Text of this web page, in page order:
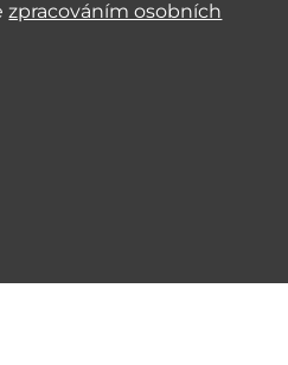
zpracováním osobních